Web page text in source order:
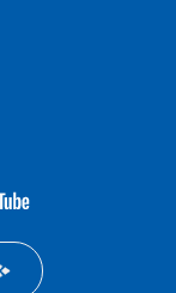
youtube-